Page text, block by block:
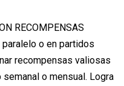
RECOMPENSAS
paralelo o en partidos
recompensas valiosas
o mensual. Logra